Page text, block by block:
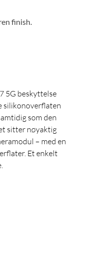
finish.
5G beskyttelse
silikonoverflaten
som den
sitter nøyaktig
– med en
Et enkelt